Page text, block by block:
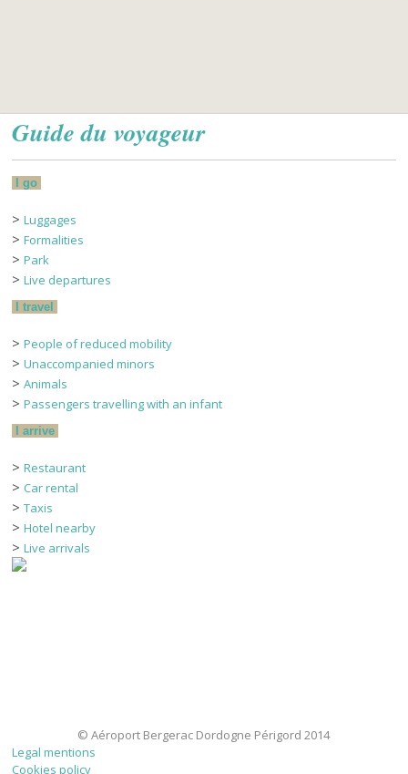
Guide du voyageur
I go
>Luggages
>Formalities
>Park
>Live departures
I travel
>People of reduced mobility
>Unaccompanied minors
>Animals
>Passengers travelling with an infant
I arrive
>Restaurant
> Car rental
>Taxis
>Hotel nearby
>Live arrivals
© Aéroport Bergerac Dordogne Périgord 2014
Legal mentions
Cookies policy